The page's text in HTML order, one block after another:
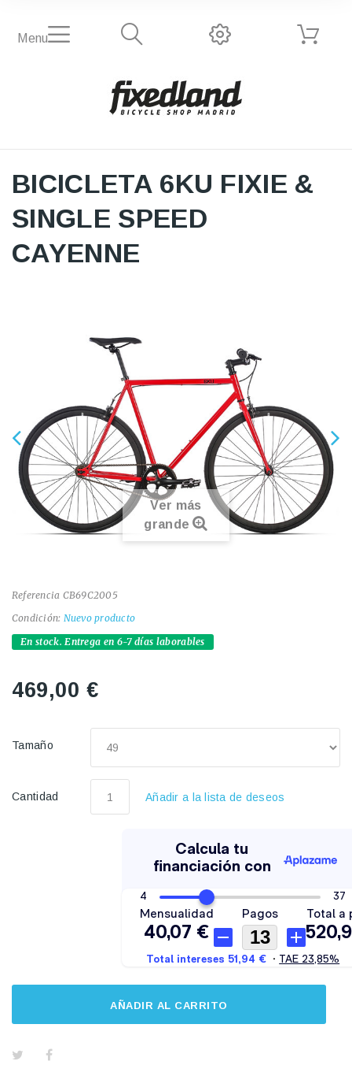
Menu
BICICLETA 6KU FIXIE &
SINGLE SPEED
CAYENNE
Ver más
grande
Referencia CB69C2005
Condición: Nuevo producto
En stock. Entrega en 6-7 días laborables
469,00 €
Tamaño
Cantidad Añadir a la lista de deseos
AÑADIR AL CARRITO